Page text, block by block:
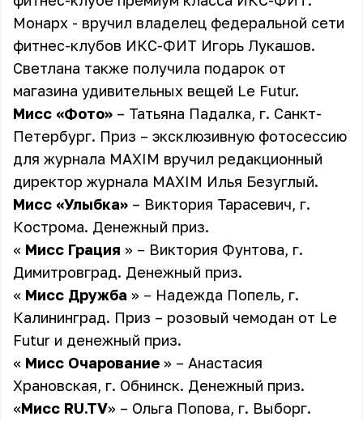
Монарх - вручил владелец федеральной сети
фитнес-клубов ИКС-ФИТ Игорь Лукашов.
Светлана также получила подарок от
магазина удивительных вещей Le Futur.
Мисс «Фото» – Татьяна Падалка, г. Санкт-
Петербург. Приз – эксклюзивную фотосессию
для журнала MAXIM вручил редакционный
директор журнала MAXIM Илья Безуглый.
Мисс «Улыбка» – Виктория Тарасевич, г.
Кострома. Денежный приз.
« Мисс Грация » – Виктория Фунтова, г.
Димитровград. Денежный приз.
« Мисс Дружба » – Надежда Попель, г.
Калининград. Приз – розовый чемодан от Le
Futur и денежный приз.
« Мисс Очарование » – Анастасия
Храновская, г. Обнинск. Денежный приз.
«Мисс RU.TV» – Ольга Попова, г. Выборг.